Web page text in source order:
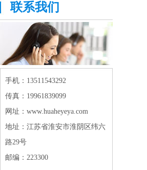
联系我们
手机：13511543292
传真：19961839099
网址：www.huaheyeya.com
地址：江苏省淮安市淮阴区纬六
路29号
邮编：223300